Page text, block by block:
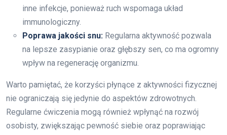
inne infekcje, ponieważ ruch wspomaga układ
immunologiczny.
Poprawa jakości snu: Regularna aktywność pozwala
na lepsze zasypianie oraz głębszy sen, co ma ogromny
wpływ na regenerację organizmu.
Warto pamiętać, że korzyści płynące z aktywności fizycznej
nie ograniczają się jedynie do aspektów zdrowotnych.
Regularne ćwiczenia mogą również wpłynąć na rozwój
osobisty, zwiększając pewność siebie oraz poprawiając